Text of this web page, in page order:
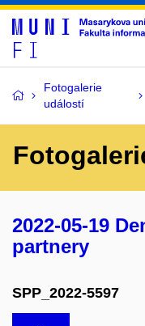
Fotogalerie
událostí
2022-05-19
partnery
SPP_2022-5597